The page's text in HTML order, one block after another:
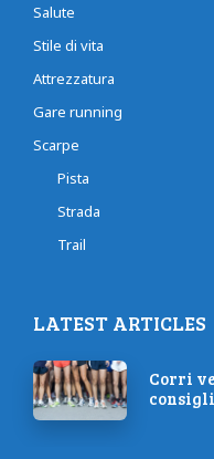
Salute
Stile di vita
Attrezzatura
Gare running
Scarpe
Pista
Strada
Trail
LATEST ARTICLES
Corri